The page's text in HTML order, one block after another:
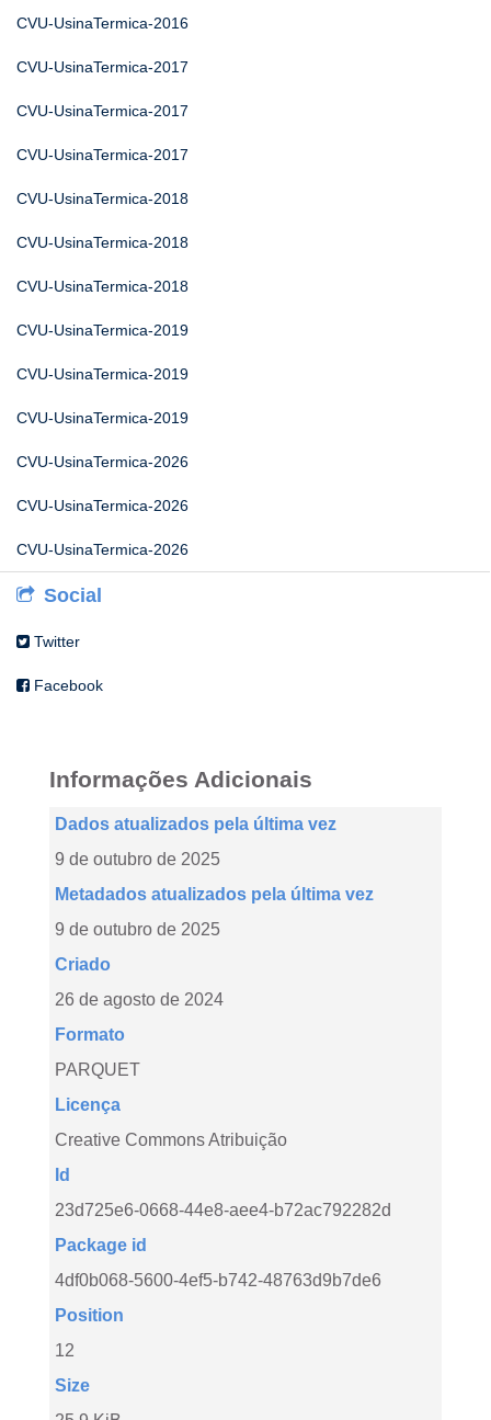
CVU-UsinaTermica-2016
CVU-UsinaTermica-2017
CVU-UsinaTermica-2017
CVU-UsinaTermica-2017
CVU-UsinaTermica-2018
CVU-UsinaTermica-2018
CVU-UsinaTermica-2018
CVU-UsinaTermica-2019
CVU-UsinaTermica-2019
CVU-UsinaTermica-2019
CVU-UsinaTermica-2026
CVU-UsinaTermica-2026
CVU-UsinaTermica-2026
Social
Twitter
Facebook
Informações Adicionais
Dados atualizados pela última vez
9 de outubro de 2025
Metadados atualizados pela última vez
9 de outubro de 2025
Criado
26 de agosto de 2024
Formato
PARQUET
Licença
Creative Commons Atribuição
Id
23d725e6-0668-44e8-aee4-b72ac792282d
Package id
4df0b068-5600-4ef5-b742-48763d9b7de6
Position
12
Size